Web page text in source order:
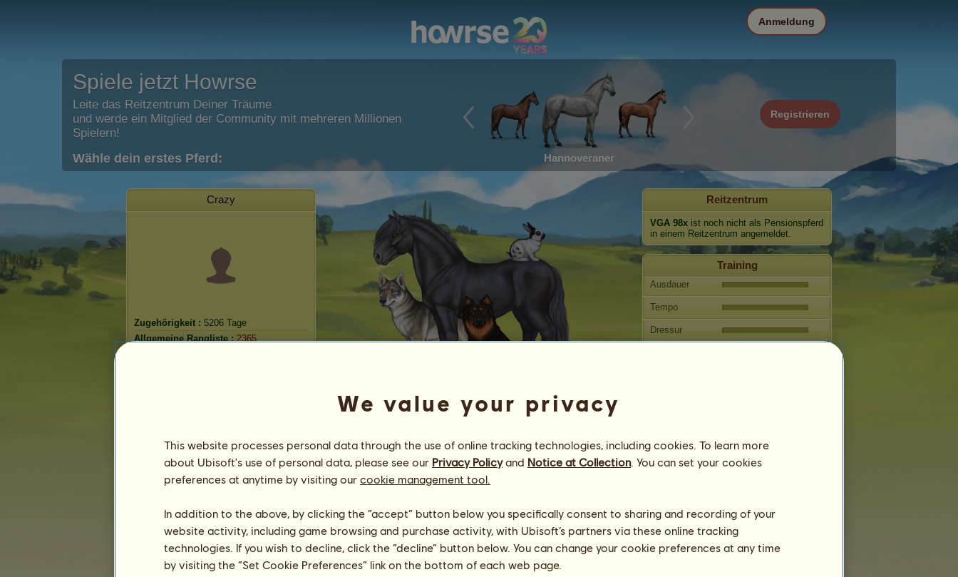
Spiele jetzt Howrse
Leite das Reitzentrum Deiner Träume
und werde ein Mitglied der Community mit mehreren Millionen
Spielern!
Wähle dein erstes Pferd: Hannoveraner
Registrieren
Anmeldung
Crazy
Zugehörigkeit : 5206 Tage
Allgemeine Rangliste : 2365.
Die Gesamtrangliste
Die Platzierung für die Rasse
Die höchsten Auszeichnungen
VGA 98x
~ ʟᴇʏᴇɴᴅᴀ ᴅᴇʟ ꜰᴜᴇɢᴏ ~
10:00
Gesundheit
100%
Moral
100
Fähigkeiten Insgesamt:
Reitzentrum
VGA 98x ist noch nicht als Pensionspferd
in einem Reitzentrum angemeldet.
Training
Ausdauer
Tempo
Dressur
We value your privacy
This website processes personal data through the use of online tracking technologies, including cookies. To learn more
about Ubisoft's use of personal data, please see our Privacy Policyand Notice at Collection. You can set your cookies
preferences at anytime by visiting our cookie management tool.
In addition to the above, by clicking the “accept” button below you specifically consent to sharing and recording of your
website activity, including game browsing and purchase activity, with Ubisoft’s partners via these online tracking
technologies. If you wish to decline, click the “decline” button below. You can change your cookie preferences at any time
by visiting the “Set Cookie Preferences” link on the bottom of each web page.